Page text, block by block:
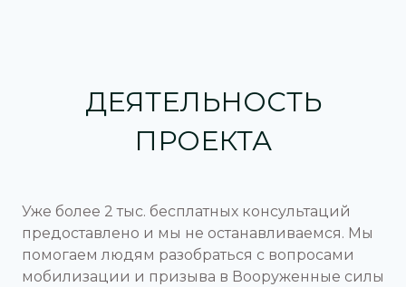
ДЕЯТЕЛЬНОСТЬ
ПРОЕКТА
Уже более 2 тыс. бесплатных консультаций
предоставлено и мы не останавливаемся. Мы
помогаем людям разобраться с вопросами
мобилизации и призыва в Вооруженные силы